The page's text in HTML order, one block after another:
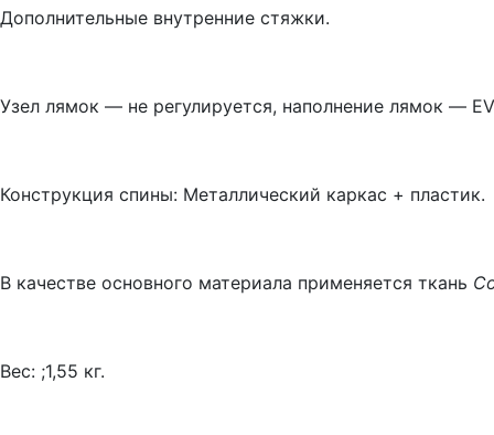
Дополнительные внутренние стяжки.
Узел лямок — не регулируется, наполнение лямок —
Конструкция спины: Металлический каркас + пластик.
В качестве основного материала применяется ткань
Вес: ;1,55 кг.